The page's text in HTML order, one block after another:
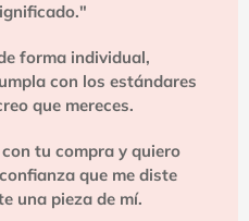
forma individual,
con los estándares
que mereces.
tu compra y quiero
que me diste
una pieza de mí.